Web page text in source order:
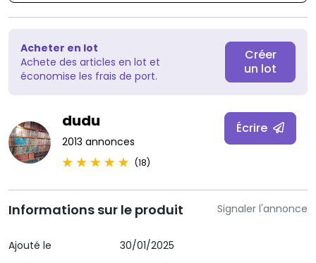
Acheter en lot
Achete des articles en lot et
économise les frais de port.
Créer
un lot
dudu
2013 annonces
(18)
Écrire
Signaler l'annonce
Informations sur le produit
Ajouté le
30/01/2025